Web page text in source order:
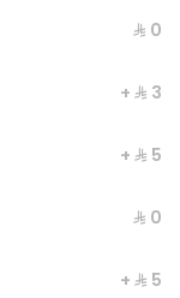
⁨⁦‪‬ 0⁩
+ ⁨⁦‪‬ 3⁩
+ ⁨⁦‪‬ 5⁩
⁨⁦‪‬ 0⁩
+ ⁨⁦‪‬ 5⁩